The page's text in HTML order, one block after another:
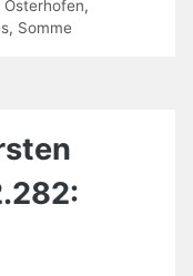
Osterhofen,
, Somme